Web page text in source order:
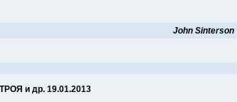
John Sinterson
и др. 19.01.2013